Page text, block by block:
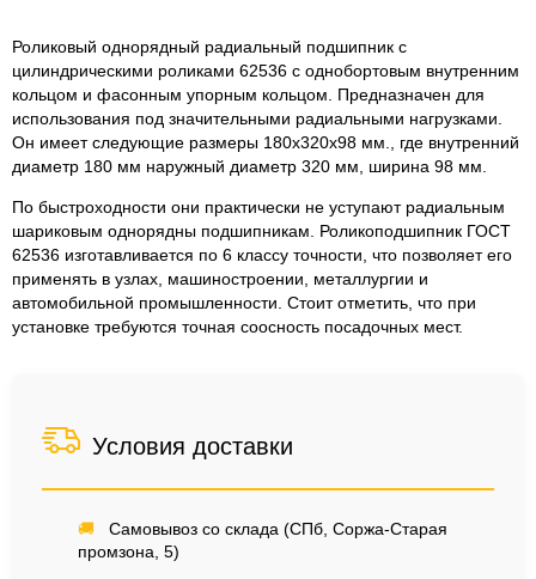
Роликовый однорядный радиальный подшипник с
цилиндрическими роликами 62536 с однобортовым внутренним
кольцом и фасонным упорным кольцом. Предназначен для
использования под значительными радиальными нагрузками.
Он имеет следующие размеры 180x320x98 мм., где внутренний
диаметр 180 мм наружный диаметр 320 мм, ширина 98 мм.
По быстроходности они практически не уступают радиальным
шариковым однорядны подшипникам. Роликоподшипник ГОСТ
62536 изготавливается по 6 классу точности, что позволяет его
применять в узлах, машиностроении, металлургии и
автомобильной промышленности. Стоит отметить, что при
установке требуются точная соосность посадочных мест.
Условия доставки
🚚
Самовывоз со склада (СПб, Соржа-Старая
промзона, 5)